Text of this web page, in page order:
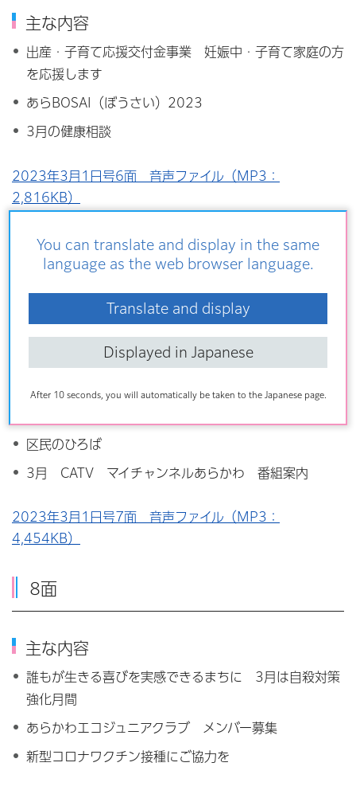
You can translate and display in the same
language as the web browser language.
Translate and display
Displayed in Japanese
After 10 seconds, you will automatically be taken to the Japanese page.
主な内容
出産・子育て応援交付金事業 妊娠中・子育て家庭の方
を応援します
あらBOSAI（ぼうさい）2023
3月の健康相談
2023年3月1日号6面 音声ファイル（MP3：
2,816KB）
7面
ふれあい館の催し
ルールを学んで正しく乗ろう 自転車安全利用等体験イ
区民のひろば
3月 CATV マイチャンネルあらかわ 番組案内
2023年3月1日号7面 音声ファイル（MP3：
4,454KB）
8面
主な内容
誰もが生きる喜びを実感できるまちに 3月は自殺対策
強化月間
あらかわエコジュニアクラブ メンバー募集
新型コロナワクチン接種にご協力を